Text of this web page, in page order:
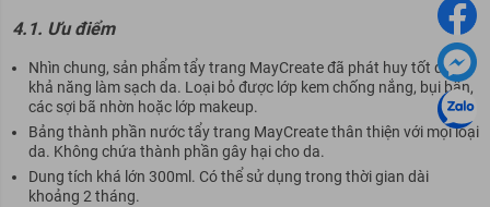
4.1. Ưu điểm
Nhìn chung, sản phẩm tẩy trang MayCreate đã phát huy tốt được
khả năng làm sạch da. Loại bỏ được lớp kem chống nắng, bụi bẩn,
các sợi bã nhờn hoặc lớp makeup.
Bảng thành phần nước tẩy trang MayCreate thân thiện với mọi loại
da. Không chứa thành phần gây hại cho da.
Dung tích khá lớn 300ml. Có thể sử dụng trong thời gian dài
khoảng 2 tháng.